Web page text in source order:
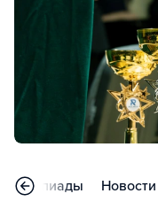
Олимпиады Новости